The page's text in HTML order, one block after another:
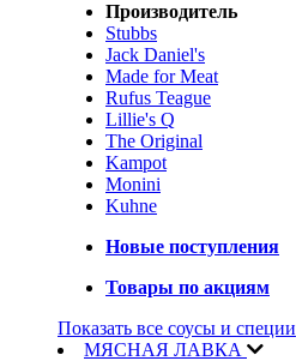
Производитель
Stubbs
Jack Daniel's
Made for Meat
Rufus Teague
Lillie's Q
The Original
Kampot
Monini
Kuhne
Новые поступления
Товары по акциям
Показать все соусы и специи
МЯСНАЯ ЛАВКА